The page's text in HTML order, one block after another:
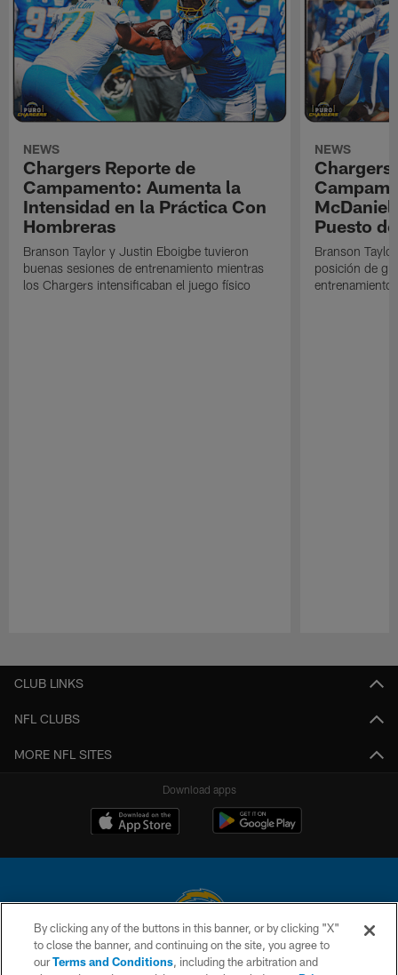
NEWS
Chargers Reporte de
Campamento: Aumenta la
Intensidad en la Práctica Con
Hombreras
Branson Taylor y Justin Eboigbe tuvieron
buenas sesiones de entrenamiento mientras
los Chargers intensificaban el juego físico
NEWS
Chargers
Puesto
Branson
posición de
entrenamiento
CLUB LINKS
NFL CLUBS
MORE NFL SITES
Download apps
© 2026 Chargers Football Company, LLC. All rights reserved. This website
is managed on a digital platform of the National Football League.
By clicking any of the buttons in this banner, or by clicking "X"
to close the banner, and continuing on the site, you agree to
ourTerms and Conditions, including the arbitration and